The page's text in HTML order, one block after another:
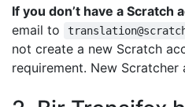
If you don’t have a Scratch
email to
not create a new Scratch
requirement. New